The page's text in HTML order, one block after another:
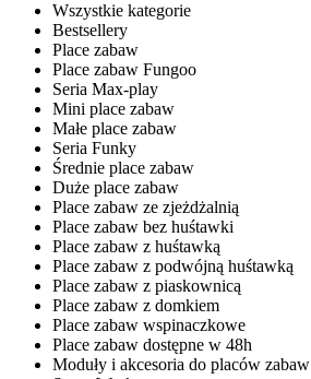
Wszystkie kategorie
Bestsellery
Place zabaw
Place zabaw Fungoo
Seria Max-play
Mini place zabaw
Małe place zabaw
Seria Funky
Średnie place zabaw
Duże place zabaw
Place zabaw ze zjeżdżalnią
Place zabaw bez huśtawki
Place zabaw z huśtawką
Place zabaw z podwójną huśtawką
Place zabaw z piaskownicą
Place zabaw z domkiem
Place zabaw wspinaczkowe
Place zabaw dostępne w 48h
Moduły i akcesoria do placów zabaw